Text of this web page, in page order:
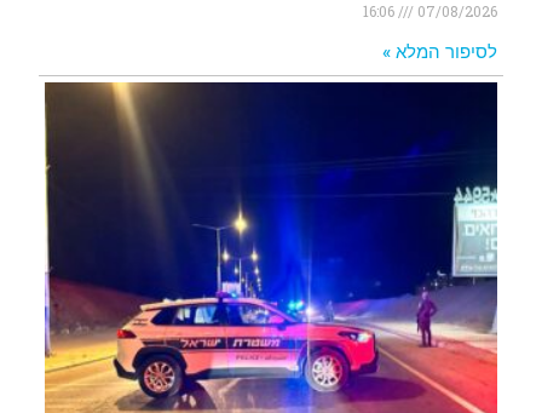
07/08/2026
16:06
לסיפור המלא »